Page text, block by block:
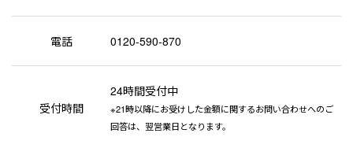
電話 0120-590-870
受付時間
24時間受付中
※21時以降にお受けした金額に関するお問い合わせへのご
回答は、翌営業日となります。